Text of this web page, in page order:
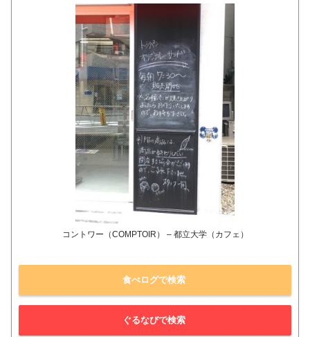
コントワー（COMPTOIR） – 都立大学（カフェ）
食べログで検索
ぐるなびで検索